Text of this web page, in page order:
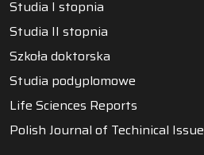
Studia I stopnia
Studia II stopnia
Szkoła doktorska
Studia podyplomowe
Life Sciences Reports
Polish Journal of Techinical Issue